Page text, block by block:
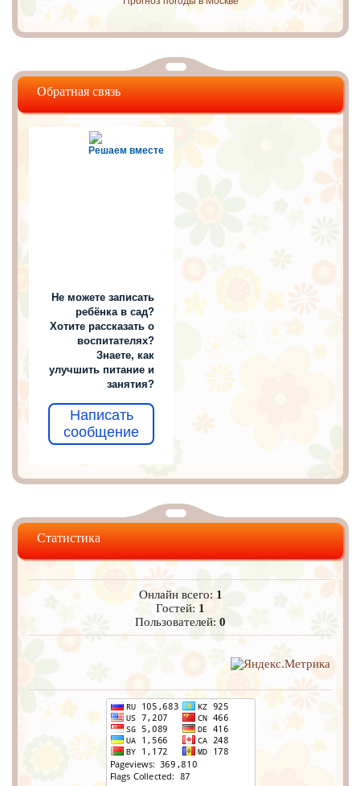
Обратная связь
Решаем вместе
Не можете записать
ребёнка в сад?
Хотите рассказать о
воспитателях?
Знаете, как
улучшить питание и
занятия?
Написать
сообщение
Статистика
Онлайн всего: 1
Гостей: 1
Пользователей:0